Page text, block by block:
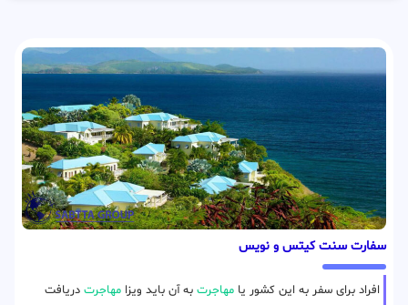
سفارت سنت کیتس و نویس
افراد برای سفر به این کشور یا مهاجرت به آن باید ویزا مهاجرت دریافت